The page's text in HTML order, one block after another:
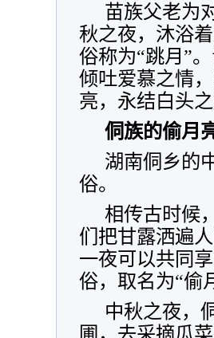
苗族父老为
秋之夜，沐浴
俗称为“跳月”
倾吐爱慕之情
亮，永结白头之
侗族的偷月
湖南侗乡的
俗。
相传古时候
们把甘露洒遍
一夜可以共同
俗，取名为“偷
中秋之夜，
圃，去采摘瓜